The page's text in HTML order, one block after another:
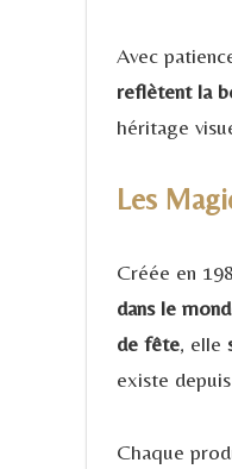
Avec
reflètent la
héritage
Les
Créée en
dans le
de fête, elle
existe
Chaque